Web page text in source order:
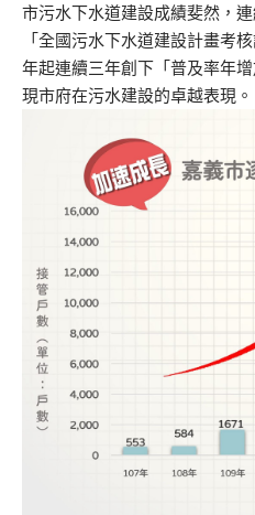
市污水下水道建設成績斐然，
「全國污水下水道建設計畫考
年起連續三年創下「普及率年
現市府在污水建設的卓越表現。